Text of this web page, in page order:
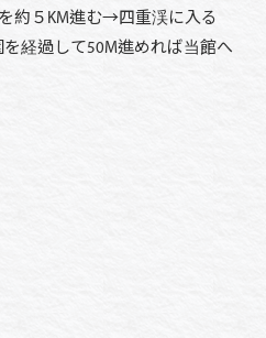
約５KM進む→四重渓に入る
経過して50M進めれば当館へ